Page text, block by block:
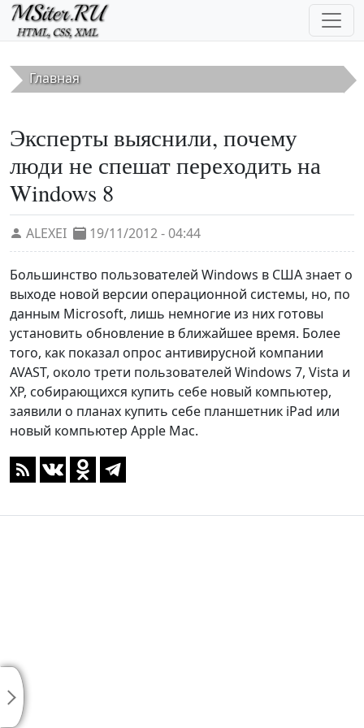
Перейти к основному содержанию
Главная
Эксперты выяснили, почему
люди не спешат переходить на
Windows 8
ALEXEI 19/11/2012 - 04:44
Большинство пользователей Windows в США знает о
выходе новой версии операционной системы, но, по
данным Microsoft, лишь немногие из них готовы
установить обновление в ближайшее время. Более
того, как показал опрос антивирусной компании
AVAST, около трети пользователей Windows 7, Vista и
XP, собирающихся купить себе новый компьютер,
заявили о планах купить себе планшетник iPad или
новый компьютер Apple Mac.